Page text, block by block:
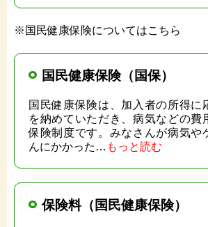
※国民健康保険についてはこちら
国民健康保険（国保）
国民健康保険は、加入者の所得に
を納めていただき、病気などの費
保険制度です。みなさんが病気や
んにかかった… もっと読む
保険料（国民健康保険）